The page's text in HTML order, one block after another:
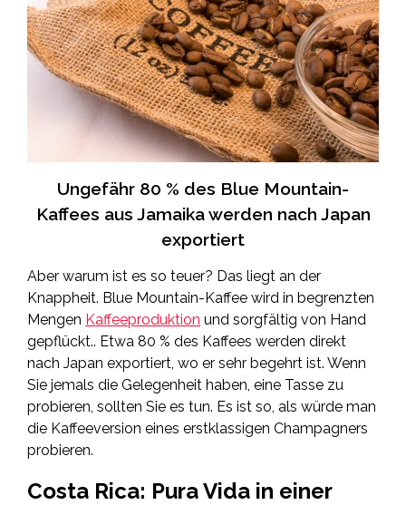
Ungefähr 80 % des Blue Mountain-
Kaffees aus Jamaika werden nach Japan
exportiert
Aber warum ist es so teuer? Das liegt an der
Knappheit. Blue Mountain-Kaffee wird in begrenzten
Mengen Kaffeeproduktion und sorgfältig von Hand
gepflückt.. Etwa 80 % des Kaffees werden direkt
nach Japan exportiert, wo er sehr begehrt ist. Wenn
Sie jemals die Gelegenheit haben, eine Tasse zu
probieren, sollten Sie es tun. Es ist so, als würde man
die Kaffeeversion eines erstklassigen Champagners
probieren.
Costa Rica: Pura Vida in einer